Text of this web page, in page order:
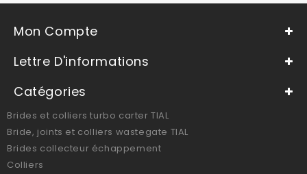
Mon Compte
Lettre D'informations
Catégories
Brides et colliers turbo carter TIAL
Bride, joints et colliers wastegate TIAL
Brides collecteur échappement
Colliers